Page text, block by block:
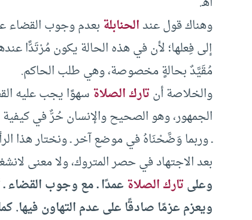
وهناك قول عندالحنابلةبعدم وجوب القضاء
إلى فِعلها؛ لأن في هذه الحالة يكون مُرْتَدًّا
مُقَيَّدٌ بحالةٍ مخصوصة، وهي طلب الحاكم.
والخلاصة أنتارك الصلاةسهوًا يجب عليه
الجمهور، وهو الصحيح والإنسان حُرٌّ في
ـ وربما وَضَّحْنَاهُ في موضع آخر ـ ونختار هذا
بعد الاجتهاد في حصر المتروك، ولا معنى
وعلىتارك الصلاةعمدًا ـ مع وجوب القضاء
ويعزم عزمًا صادقًا على عدم التهاون فيها.